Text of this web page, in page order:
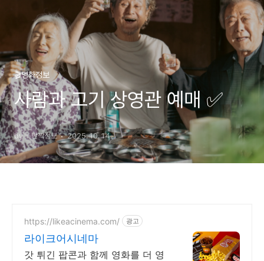
🎬영화정보
사람과 고기 상영관 예매 ✅
by ✨반짝정보 2025. 10. 14.
https://likeacinema.com/ 광고
라이크어시네마
갓 튀긴 팝콘과 함께 영화를 더 영